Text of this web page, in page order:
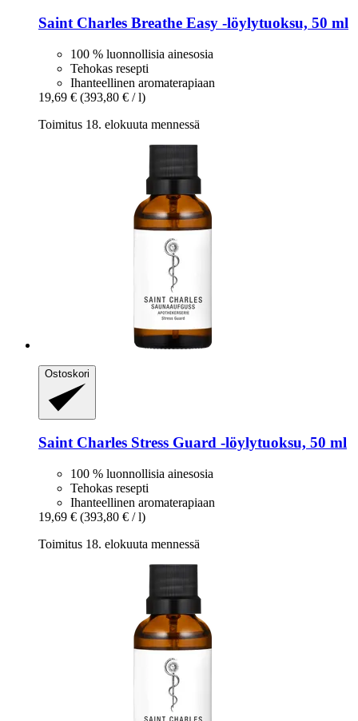
Saint Charles Breathe Easy -​löylytuoksu, 50 ml
100 % luonnollisia ainesosia
Tehokas resepti
Ihanteellinen aromaterapiaan
19,69 € (393,80 € / l)
Toimitus 18. elokuuta mennessä
Ostoskori
Saint Charles Stress Guard -​löylytuoksu, 50 ml
100 % luonnollisia ainesosia
Tehokas resepti
Ihanteellinen aromaterapiaan
19,69 € (393,80 € / l)
Toimitus 18. elokuuta mennessä